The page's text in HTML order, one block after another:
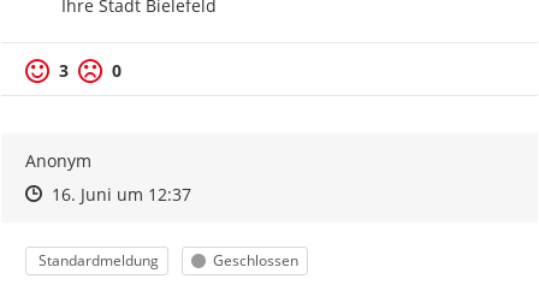
Ihre Stadt Bielefeld
3 0
Anonym
Zeitpunkt des Erstellens
Zeitpunkt des Erstellens
16. Juni um 12:37Zur Äußerung
Kategorie
Standardmeldung Status
Geschlossen